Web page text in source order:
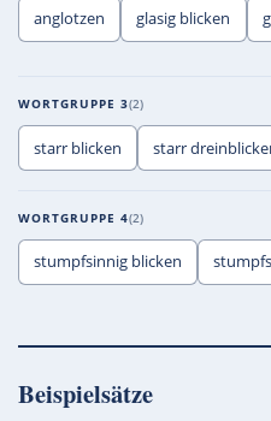
anglotzen glasig blicken
WORTGRUPPE 3 2
starr blicken starr
WORTGRUPPE 4 2
stumpfsinnig blicken
Beispielsätze